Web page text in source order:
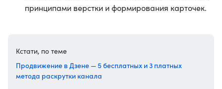
принципами верстки и формирования карточек.
Кстати, по теме
Продвижение в Дзене — 5 бесплатных и 3 платных
метода раскрутки канала